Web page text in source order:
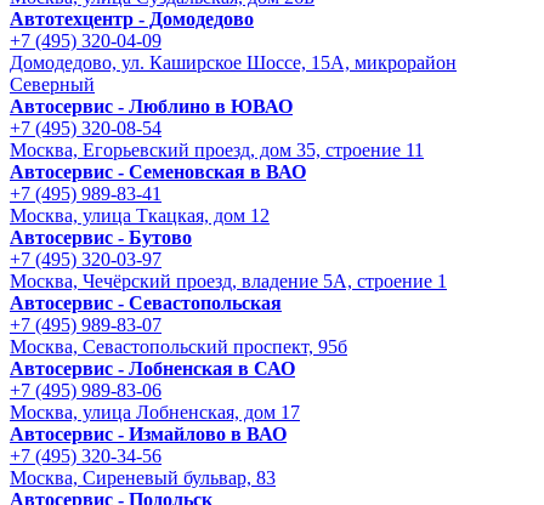
Автотехцентр - Домодедово
+7 (495) 320-04-09
Домодедово, ул. Каширское Шоссе, 15А, микрорайон
Северный
Автосервис - Люблино в ЮВАО
+7 (495) 320-08-54
Москва, Егорьевский проезд, дом 35, строение 11
Автосервис - Семеновская в ВАО
+7 (495) 989-83-41
Москва, улица Ткацкая, дом 12
Автосервис - Бутово
+7 (495) 320-03-97
Москва, Чечёрский проезд, владение 5А, строение 1
Автосервис - Cевастопольская
+7 (495) 989-83-07
Москва, Севастопольский проспект, 95б
Автосервис - Лобненская в САО
+7 (495) 989-83-06
Москва, улица Лобненская, дом 17
Автосервис - Измайлово в ВАО
+7 (495) 320-34-56
Москва, Сиреневый бульвар, 83
Автосервис - Подольск